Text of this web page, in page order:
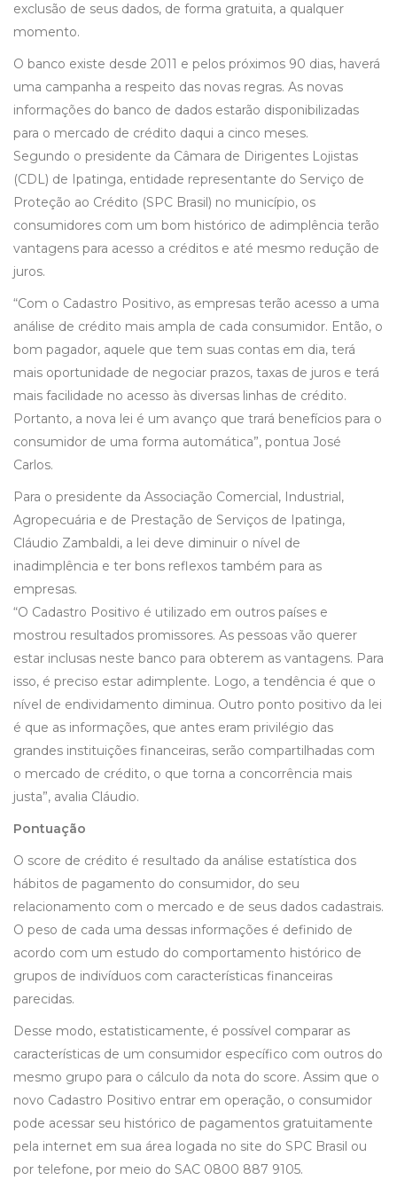
exclusão de seus dados, de forma gratuita, a qualquer
momento.
O banco existe desde 2011 e pelos próximos 90 dias, haverá
uma campanha a respeito das novas regras. As novas
informações do banco de dados estarão disponibilizadas
para o mercado de crédito daqui a cinco meses.
Segundo o presidente da Câmara de Dirigentes Lojistas
(CDL) de Ipatinga, entidade representante do Serviço de
Proteção ao Crédito (SPC Brasil) no município, os
consumidores com um bom histórico de adimplência terão
vantagens para acesso a créditos e até mesmo redução de
juros.
“Com o Cadastro Positivo, as empresas terão acesso a uma
análise de crédito mais ampla de cada consumidor. Então, o
bom pagador, aquele que tem suas contas em dia, terá
mais oportunidade de negociar prazos, taxas de juros e terá
mais facilidade no acesso às diversas linhas de crédito.
Portanto, a nova lei é um avanço que trará benefícios para o
consumidor de uma forma automática”, pontua José
Carlos.
Para o presidente da Associação Comercial, Industrial,
Agropecuária e de Prestação de Serviços de Ipatinga,
Cláudio Zambaldi, a lei deve diminuir o nível de
inadimplência e ter bons reflexos também para as
empresas.
“O Cadastro Positivo é utilizado em outros países e
mostrou resultados promissores. As pessoas vão querer
estar inclusas neste banco para obterem as vantagens. Para
isso, é preciso estar adimplente. Logo, a tendência é que o
nível de endividamento diminua. Outro ponto positivo da lei
é que as informações, que antes eram privilégio das
grandes instituições financeiras, serão compartilhadas com
o mercado de crédito, o que torna a concorrência mais
justa”, avalia Cláudio.
Pontuação
O score de crédito é resultado da análise estatística dos
hábitos de pagamento do consumidor, do seu
relacionamento com o mercado e de seus dados cadastrais.
O peso de cada uma dessas informações é definido de
acordo com um estudo do comportamento histórico de
grupos de indivíduos com características financeiras
parecidas.
Desse modo, estatisticamente, é possível comparar as
características de um consumidor específico com outros do
mesmo grupo para o cálculo da nota do score. Assim que o
novo Cadastro Positivo entrar em operação, o consumidor
pode acessar seu histórico de pagamentos gratuitamente
pela internet em sua área logada no site do SPC Brasil ou
por telefone, por meio do SAC 0800 887 9105.